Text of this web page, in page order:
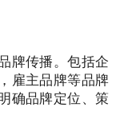
牌，雇主品牌之
合理吗？
需要这么多技术
牌传播。包括企
雇主品牌等品牌
确品牌定位、策